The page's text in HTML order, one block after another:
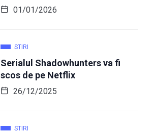
01/01/2026
STIRI
Serialul Shadowhunters va fi
scos de pe Netflix
26/12/2025
STIRI